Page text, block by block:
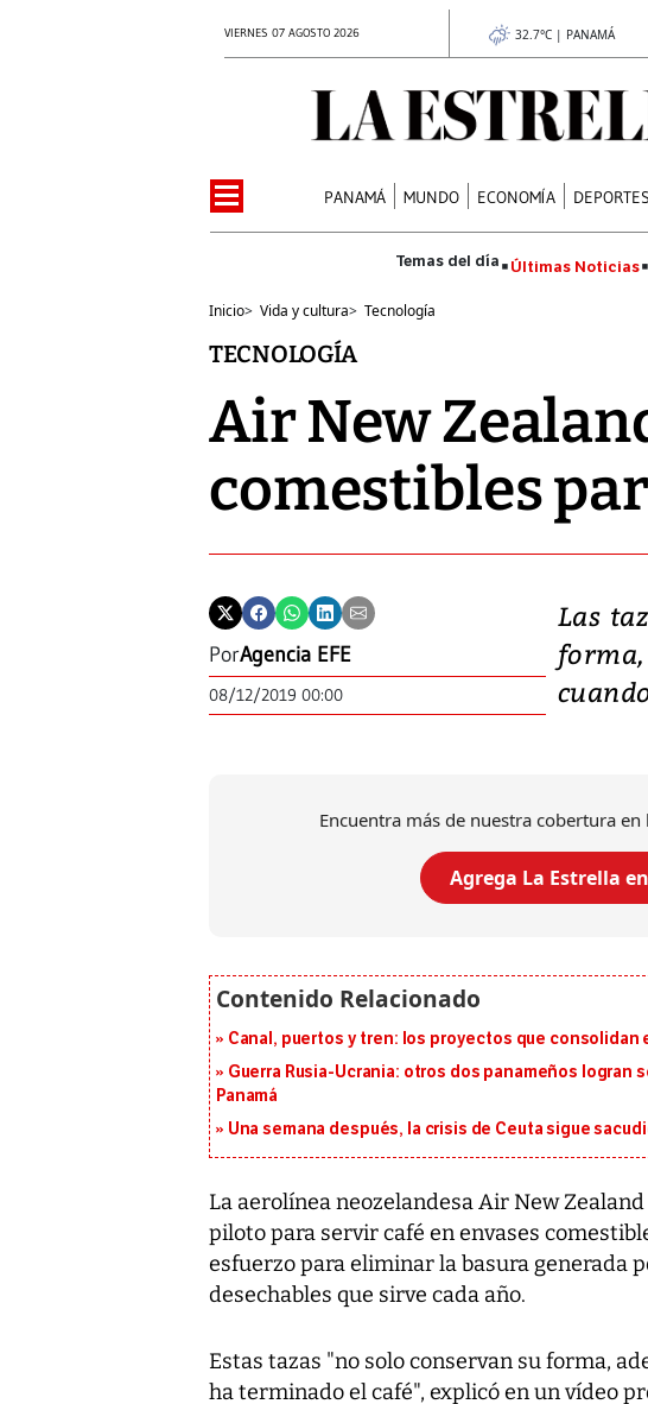
VIERNES 07 AGOSTO 2026 32.7°C | PANAMÁ
PANAMÁ MUNDO ECONOMÍA DEPORTES
Últimas Noticias
Inicio> Vida y cultura> Tecnología
TECNOLOGÍA
Air New
comestibles
PorAgencia EFE
08/12/2019 00:00
Las
Encuentra más de nuestra cobertura
Agrega La Estrella
Canal, puertos y tren: los proyectos que consolidan
Guerra Rusia-Ucrania: otros dos panameños logran
Panamá
Una semana después, la crisis de Ceuta sigue
La aerolínea neozelandesa Air New
piloto para servir café en envases
esfuerzo para eliminar la basura generada
desechables que sirve cada año.
Estas tazas "no solo conservan su forma,
ha terminado el café", explicó en un vídeo